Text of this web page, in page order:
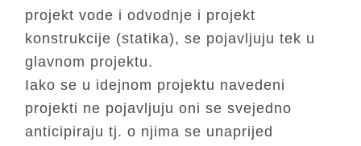
projekt vode i odvodnje i projekt
konstrukcije (statika), se pojavljuju tek u
glavnom projektu.
Iako se u idejnom projektu navedeni
projekti ne pojavljuju oni se svejedno
anticipiraju tj. o njima se unaprijed